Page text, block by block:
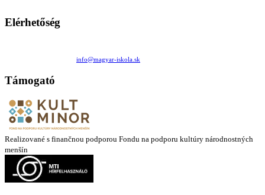
Elérhetőség
info@magyar-iskola.sk
Támogató
Realizované s finančnou podporou Fondu na podporu kultúry národnostných
menšín